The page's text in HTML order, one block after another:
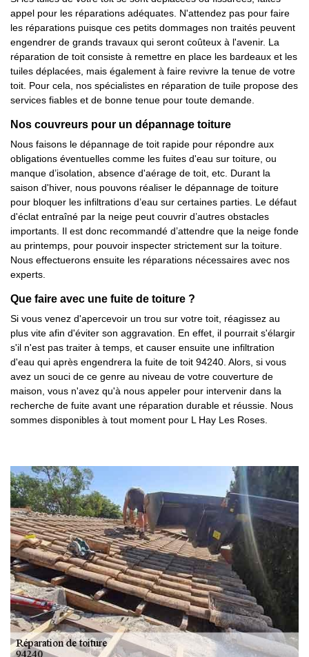
appel pour les réparations adéquates. N'attendez pas pour faire
les réparations puisque ces petits dommages non traités peuvent
engendrer de grands travaux qui seront coûteux à l'avenir. La
réparation de toit consiste à remettre en place les bardeaux et les
tuiles déplacées, mais également à faire revivre la tenue de votre
toit. Pour cela, nos spécialistes en réparation de tuile propose des
services fiables et de bonne tenue pour toute demande.
Nos couvreurs pour un dépannage toiture
Nous faisons le dépannage de toit rapide pour répondre aux
obligations éventuelles comme les fuites d'eau sur toiture, ou
manque d’isolation, absence d'aérage de toit, etc. Durant la
saison d'hiver, nous pouvons réaliser le dépannage de toiture
pour bloquer les infiltrations d’eau sur certaines parties. Le défaut
d'éclat entraîné par la neige peut couvrir d’autres obstacles
importants. Il est donc recommandé d’attendre que la neige fonde
au printemps, pour pouvoir inspecter strictement sur la toiture.
Nous effectuerons ensuite les réparations nécessaires avec nos
experts.
Que faire avec une fuite de toiture ?
Si vous venez d'apercevoir un trou sur votre toit, réagissez au
plus vite afin d'éviter son aggravation. En effet, il pourrait s'élargir
s'il n'est pas traiter à temps, et causer ensuite une infiltration
d'eau qui après engendrera la fuite de toit 94240. Alors, si vous
avez un souci de ce genre au niveau de votre couverture de
maison, vous n'avez qu'à nous appeler pour intervenir dans la
recherche de fuite avant une réparation durable et réussie. Nous
sommes disponibles à tout moment pour L Hay Les Roses.